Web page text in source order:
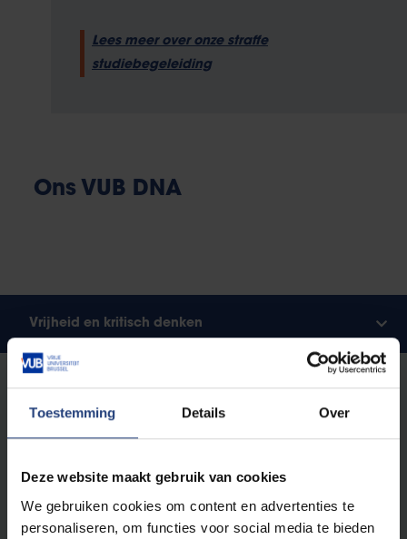
Toestemming Details Over
Deze website maakt gebruik van cookies
We gebruiken cookies om content en advertenties te
personaliseren, om functies voor social media te bieden
Lees meer over onze straffe
studiebegeleiding
Ons VUB DNA
Vrijheid en kritisch denken
Vrijheid is voor de Vrije Universiteit Brussel
fundamenteel. En dan vooral,vrijheid van denken:
vooraf bepaalde insteek.
Als vrije universiteit kennen we geen absolute